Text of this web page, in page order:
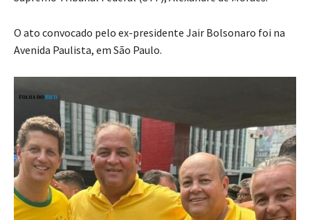
O ato convocado pelo ex-presidente Jair Bolsonaro foi na
Avenida Paulista, em São Paulo.